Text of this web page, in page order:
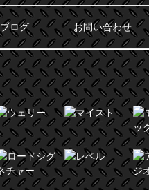
ブログ お問い合わせ